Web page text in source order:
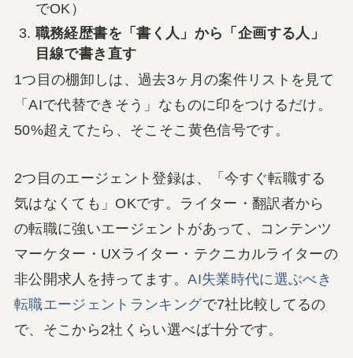
でOK）
職務経歴書を「書く人」から「企画する人」
目線で書き直す
1つ目の棚卸しは、過去3ヶ月の案件リストを見て
「AIで代替できそう」なものに印をつけるだけ。
50%超えてたら、そこそこ黄色信号です。
2つ目のエージェント登録は、「今すぐ転職する
気はなくても」OKです。ライター・翻訳者から
の転職に強いエージェントがあって、コンテンツ
マーケター・UXライター・テクニカルライターの
非公開求人を持ってます。AI失業時代に選ぶべき
転職エージェントランキングで7社比較してるの
で、そこから2社くらい選べば十分です。